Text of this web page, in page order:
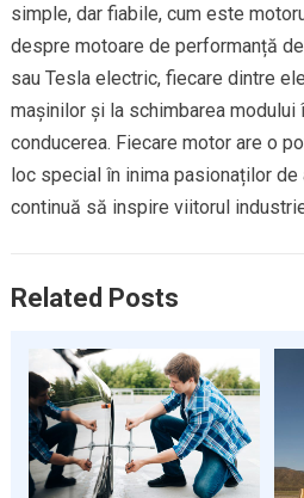
simple, dar fiabile, cum este
despre motoare de performanță
sau Tesla electric, fiecare dintre
mașinilor și la schimbarea modului
conducerea. Fiecare motor are o
loc special în inima pasionaților
continuă să inspire viitorul
Related Posts